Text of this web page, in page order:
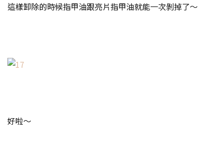
這樣卸除的時候指甲油跟亮片指甲油就能一次剝掉了～
好啦～